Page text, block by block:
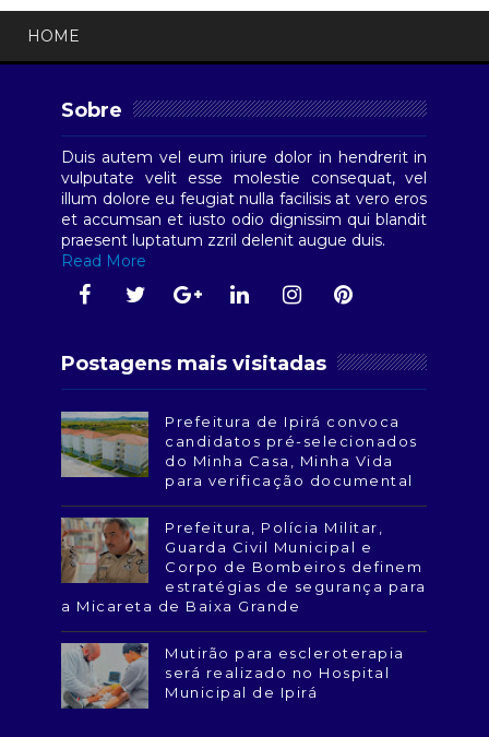
HOME
Sobre
Duis autem vel eum iriure dolor in hendrerit in
vulputate velit esse molestie consequat, vel
illum dolore eu feugiat nulla facilisis at vero eros
et accumsan et iusto odio dignissim qui blandit
praesent luptatum zzril delenit augue duis.
Read More
Postagens mais visitadas
Prefeitura de Ipirá convoca
candidatos pré-selecionados
do Minha Casa, Minha Vida
para verificação documental
Prefeitura, Polícia Militar,
Guarda Civil Municipal e
Corpo de Bombeiros definem
estratégias de segurança para
a Micareta de Baixa Grande
Mutirão para escleroterapia
será realizado no Hospital
Municipal de Ipirá